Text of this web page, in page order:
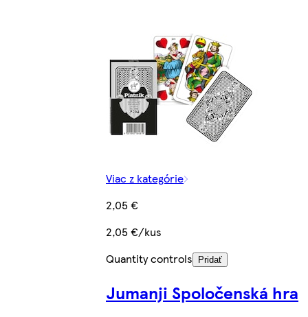
Viac z kategórie
2,05 €
2,05 €/kus
Quantity controls
Pridať
Jumanji Spoločenská hra